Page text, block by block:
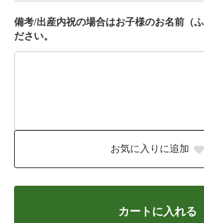
備考/出産内祝の場合はお子様のお名前（
ださい。
お気に入りに追加
カートに入れる